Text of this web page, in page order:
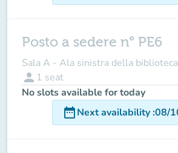
Posto a sedere n° PE6
Sala A - Ala sinistra della biblioteca
person 1 seat
No slots available for today
date_rangeNext availability:08/